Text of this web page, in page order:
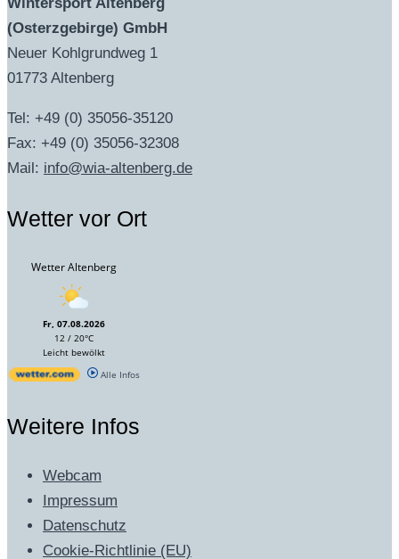
(Osterzgebirge) GmbH
Neuer Kohlgrundweg 1
01773 Altenberg
Tel: +49 (0) 35056-35120
Fax: +49 (0) 35056-32308
Mail: info@wia-altenberg.de
Wetter vor Ort
Wetter Altenberg
Fr, 07.08.2026
12 / 20°C
Leicht bewölkt
Alle Infos
Weitere Infos
Webcam
Impressum
Datenschutz
Cookie-Richtlinie (EU)